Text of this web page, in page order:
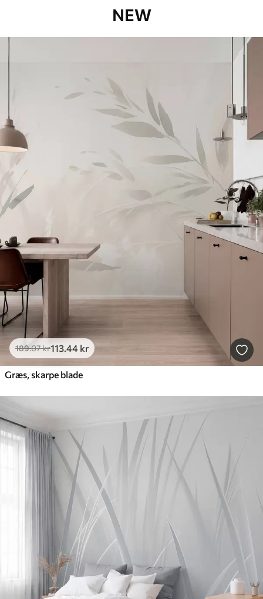
NEW
189.07kr113.44 kr
Græs, skarpe blade